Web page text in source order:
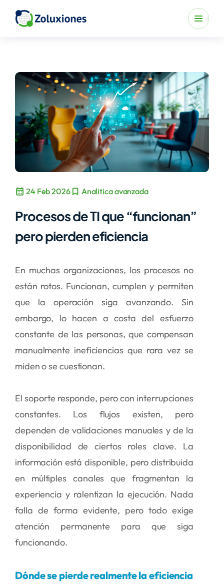
calendar_month 24 Feb 2026bookmark Analitica avanzada
Procesos de TI que “funcionan”
pero pierden eficiencia
En muchas organizaciones, los procesos no
están rotos. Funcionan, cumplen y permiten
que la operación siga avanzando. Sin
embargo, lo hacen a costa del esfuerzo
constante de las personas, que compensan
manualmente ineficiencias que rara vez se
miden o se cuestionan.
El soporte responde, pero con interrupciones
constantes. Los flujos existen, pero
dependen de validaciones manuales y de la
disponibilidad de ciertos roles clave. La
información está disponible, pero distribuida
en múltiples canales que fragmentan la
experiencia y ralentizan la ejecución. Nada
falla de forma evidente, pero todo exige
atención permanente para que siga
funcionando.
Dónde se pierde realmente la eficiencia